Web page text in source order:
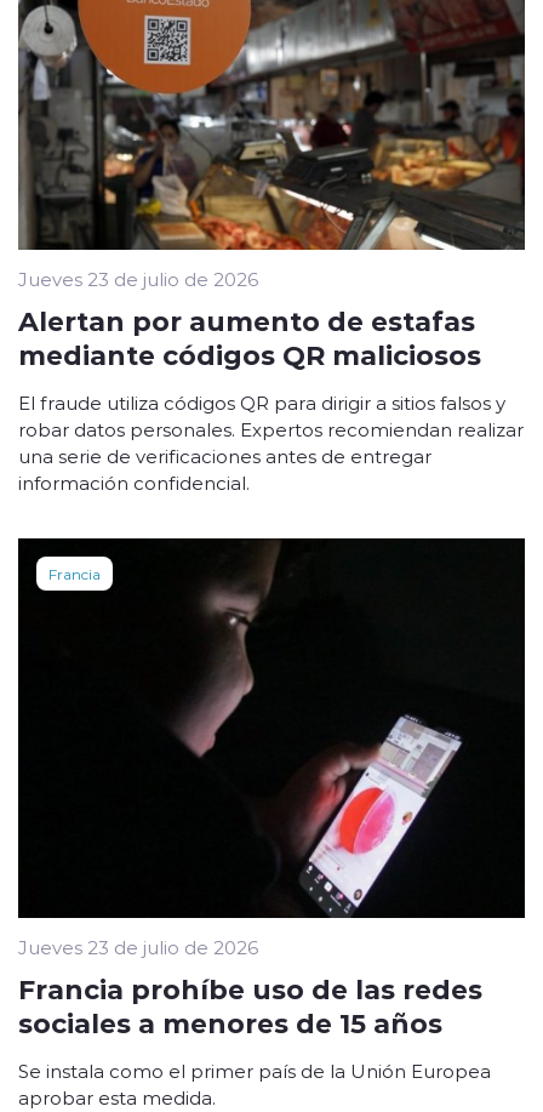
Jueves 23 de julio de 2026
Alertan por aumento de estafas
mediante códigos QR maliciosos
El fraude utiliza códigos QR para dirigir a sitios falsos y
robar datos personales. Expertos recomiendan realizar
una serie de verificaciones antes de entregar
información confidencial.
Francia
Jueves 23 de julio de 2026
Francia prohíbe uso de las redes
sociales a menores de 15 años
Se instala como el primer país de la Unión Europea
aprobar esta medida.